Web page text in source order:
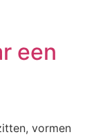
een
vormen